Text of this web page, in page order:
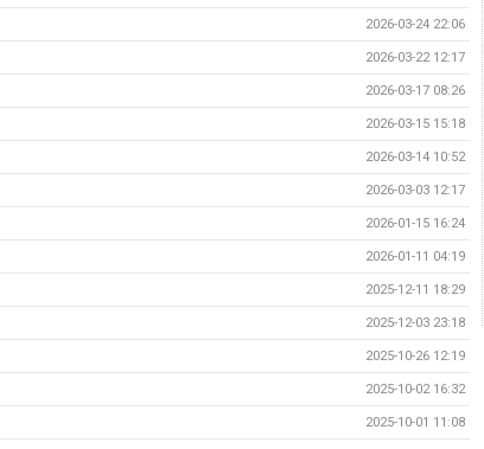
2026-03-24 22:06
2026-03-22 12:17
2026-03-17 08:26
2026-03-15 15:18
2026-03-14 10:52
2026-03-03 12:17
2026-01-15 16:24
2026-01-11 04:19
2025-12-11 18:29
2025-12-03 23:18
2025-10-26 12:19
2025-10-02 16:32
2025-10-01 11:08